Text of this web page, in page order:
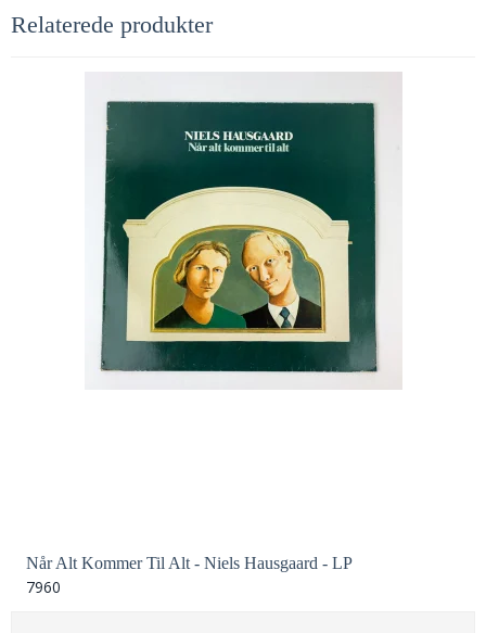
Relaterede produkter
Når Alt Kommer Til Alt - Niels Hausgaard - LP
7960